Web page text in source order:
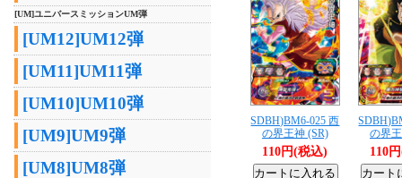
[UM]ユニバースミッションUM弾
[UM12]UM12弾
[UM11]UM11弾
[UM10]UM10弾
[UM9]UM9弾
[UM8]UM8弾
SDBH)BM6-025 西
の界王神 (SR)
110円(税込)
の界
110